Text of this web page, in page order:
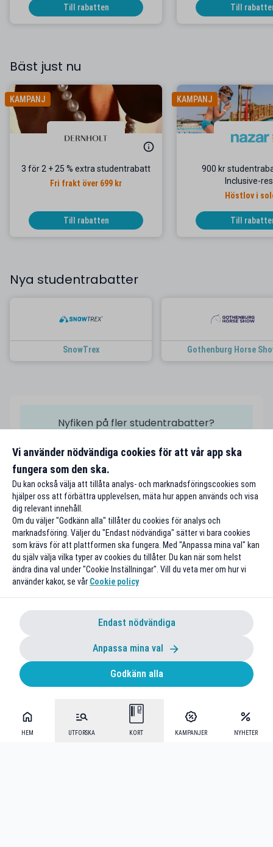
HEM UTFORSKA KORT KAMPANJER NYHETER
Till rabatten Till
Bäst just nu
KAMPANJ
3 för 2 + 25 % extra studentrabatt
Fri frakt över 699 kr
Till rabatten
KAMPANJ
900 kr
Inclusive-
Höstlov i
Till
Nya studentrabatter
SnowTrex Gothenburg Horse
Nyfiken på fler studentrabatter?
Alla rabatter A-Ö
Vi använder nödvändiga cookies för att vår app ska
fungera som den ska.
Du kan också välja att tillåta analys- och marknadsföringscookies som
hjälper oss att förbättra upplevelsen, mäta hur appen används och visa
dig relevant innehåll.
Om du väljer "Godkänn alla" tillåter du cookies för analys och
marknadsföring. Väljer du "Endast nödvändiga" sätter vi bara cookies
som krävs för att plattformen ska fungera. Med "Anpassa mina val" kan
du själv välja vilka typer av cookies du tillåter. Du kan när som helst
ändra dina val under "Cookie Inställningar". Vill du veta mer om hur vi
använder kakor, se vår Cookie policy
Endast nödvändiga
Anpassa mina val
Godkänn alla